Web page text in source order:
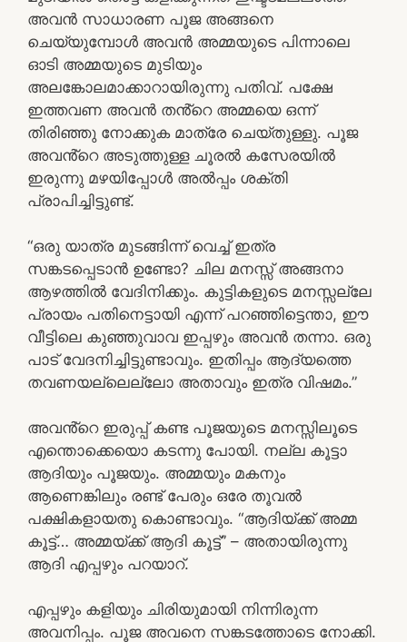
അവൻ സാധാരണ പൂജ അങ്ങനെ
ചെയ്യുമ്പോൾ അവൻ അമ്മയുടെ പിന്നാലെ
ഓടി അമ്മയുടെ മുടിയും
അലങ്കോലമാക്കാറായിരുന്നു പതിവ്. പക്ഷേ
ഇത്തവണ അവൻ തൻ്റെ അമ്മയെ ഒന്ന്
തിരിഞ്ഞു നോക്കുക മാത്രേ ചെയ്തുള്ളു. പൂജ
അവൻ്റെ അടുത്തുള്ള ചൂരൽ കസേരയിൽ
ഇരുന്നു മഴയിപ്പോൾ അൽപ്പം ശക്തി
പ്രാപിച്ചിട്ടുണ്ട്.
“ഒരു യാത്ര മുടങ്ങിന്ന് വെച്ച് ഇത്ര
സങ്കടപ്പെടാൻ ഉണ്ടോ? ചില മനസ്സ് അങ്ങനാ
ആഴത്തിൽ വേദിനിക്കും. കുട്ടികളുടെ മനസ്സല്ലേ
പ്രായം പതിനെട്ടായി എന്ന് പറഞ്ഞിട്ടെന്താ, ഈ
വീട്ടിലെ കുഞ്ഞുവാവ ഇപ്പഴും അവൻ തന്നാ. ഒരു
പാട് വേദനിച്ചിട്ടുണ്ടാവും. ഇതിപ്പം ആദ്യത്തെ
തവണയല്ലെല്ലോ അതാവും ഇത്ര വിഷമം.”
അവൻ്റെ ഇരുപ്പ് കണ്ട പൂജയുടെ മനസ്സിലൂടെ
എന്തൊക്കെയൊ കടന്നു പോയി. നല്ല കൂട്ടാ
ആദിയും പൂജയും. അമ്മയും മകനും
ആണെങ്കിലും രണ്ട് പേരും ഒരേ തൂവൽ
പക്ഷികളായതു കൊണ്ടാവും. “ആദിയ്ക്ക് അമ്മ
കൂട്ട്… അമ്മയ്ക്ക് ആദി കൂട്ട്” – അതായിരുന്നു
ആദി എപ്പഴും പറയാറ്.
എപ്പഴും കളിയും ചിരിയുമായി നിന്നിരുന്ന
അവനിപ്പം. പൂജ അവനെ സങ്കടത്തോടെ നോക്കി.